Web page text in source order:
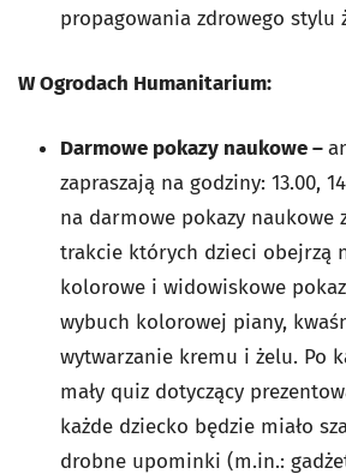
propagowania zdrowego stylu
W Ogrodach Humanitarium:
Darmowe pokazy naukowe –
zapraszają na godziny: 13.00,
na darmowe pokazy naukowe
trakcie których dzieci obejrzą
kolorowe i widowiskowe
wybuch kolorowej piany,
wytwarzanie kremu i żelu. Po
mały quiz dotyczący
każde dziecko będzie miało
drobne upominki (m.in.: